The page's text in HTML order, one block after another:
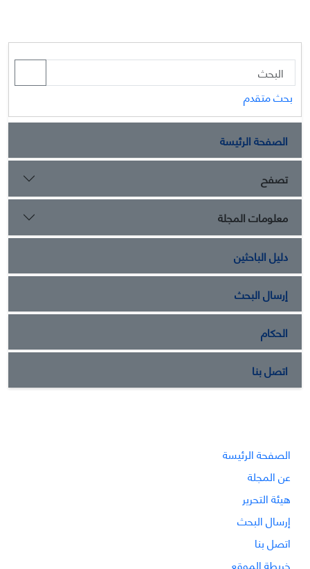
بحث متقدم
الصفحة الرئيسة
تصفح
معلومات المجلة
دليل الباحثين
إرسال البحث
الحكام
اتصل بنا
الصفحة الرئيسة
عن المجلة
هيئة التحرير
إرسال البحث
اتصل بنا
خريطة الموقع